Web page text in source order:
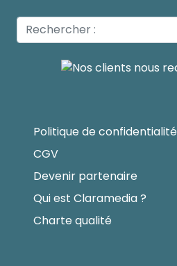
Politique de confidentialité
CGV
Devenir partenaire
Qui est Claramedia ?
Charte qualité